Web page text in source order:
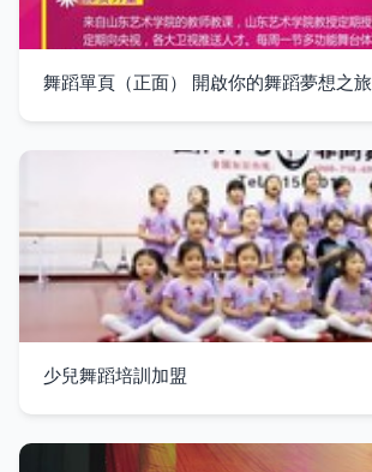
舞蹈單頁（正面） 開啟你的舞蹈夢想之旅
少兒舞蹈培訓加盟